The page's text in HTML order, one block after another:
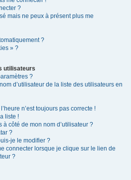
?
mais ne peux à présent plus me
?
» ?
utilisateurs
?
d’utilisateur de la liste des utilisateurs en
n’est toujours pas correcte !
liste !
côté de mon nom d’utilisateur ?
?
je le modifier ?
connecter lorsque je clique sur le lien de
?